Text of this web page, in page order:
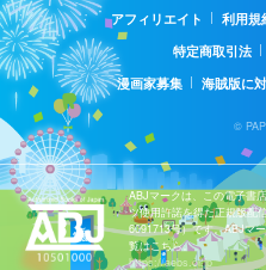
アフィリエイト
利用規
特定商取引法
漫画家募集
海賊版に
©
ABJマークは、この電子書
ツ使用許諾を得た正規版配
6091713号）です。ABJマ
覧はこちら。
https://aebs.or.jp